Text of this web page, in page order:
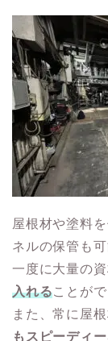
屋根材や塗料
ネルの保管も可
一度に大量の
入れることがで
また、常に屋
もスピーディ